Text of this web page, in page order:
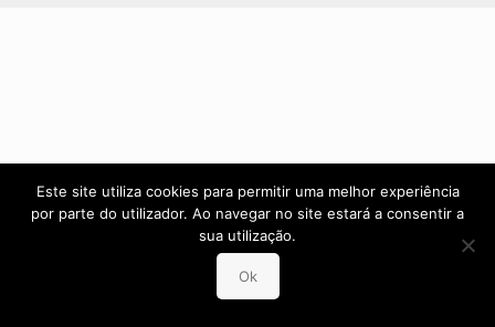
Este site utiliza cookies para permitir uma melhor experiência
por parte do utilizador. Ao navegar no site estará a consentir a
sua utilização.
Ok